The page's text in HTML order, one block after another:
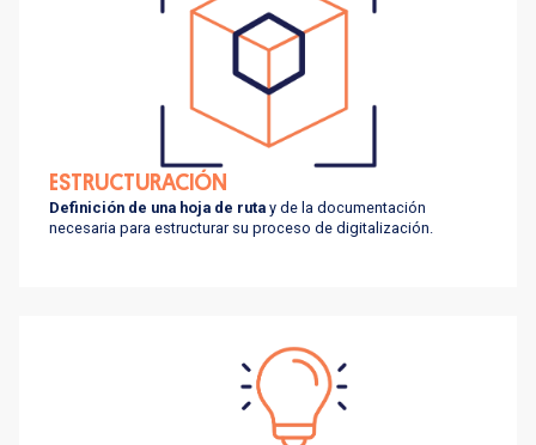
ESTRUCTURACIÓN
Definición de una hoja de ruta y de la documentación
necesaria para estructurar su proceso de digitalización.